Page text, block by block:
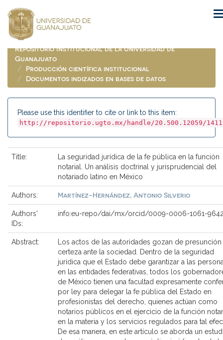
navigation
Repositorio Institucional de la Universidad de
Guanajuato
Producción científica institucional
Documentos indizados en bases de datos
Please use this identifier to cite or link to this item:
http://repositorio.ugto.mx/handle/20.500.12059/
Title:
La seguridad jurídica de la fe pública en la función
notarial. Un análisis doctrinal y jurisprudencial del
notariado latino en México
Authors: Martínez-Hernández, Antonio Silverio
Authors'
IDs:
info:eu-repo/dai/mx/orcid/0009-0006-1061-
Abstract:
Los actos de las autoridades gozan de
certeza ante la sociedad. Dentro de la seguridad
jurídica que el Estado debe garantizar a las
en las entidades federativas, todos los
de México tienen una facultad expresamente
por ley para delegar la fe pública del Estado en
profesionistas del derecho, quienes actúan como
notarios públicos en el ejercicio de la función
en la materia y los servicios regulados para tal
De esa manera, en este artículo se aborda un